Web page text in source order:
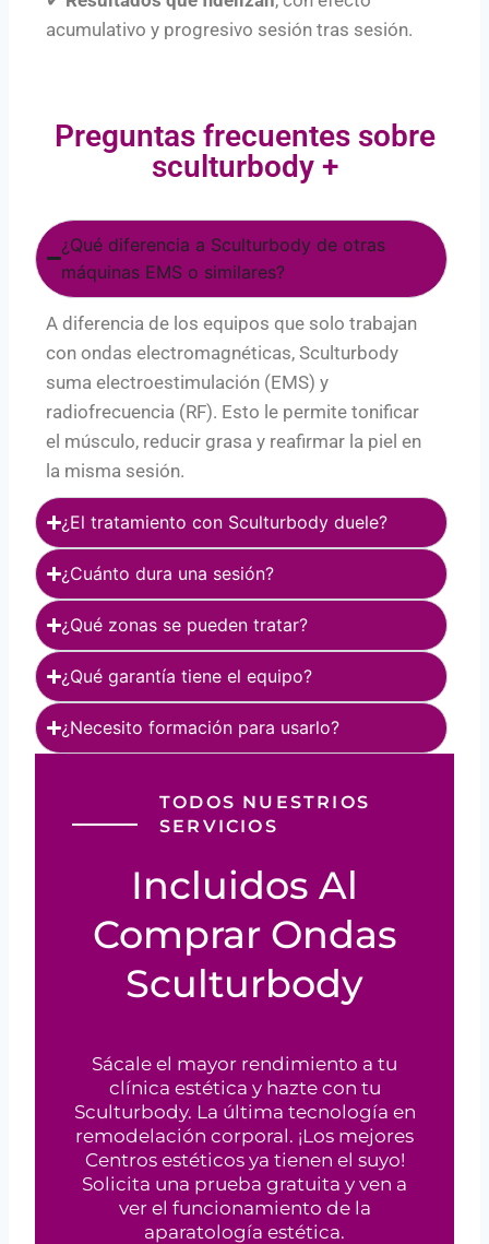
acumulativo y progresivo sesión tras sesión.
Preguntas frecuentes sobre
sculturbody +
¿Qué diferencia a Sculturbody de otras
máquinas EMS o similares?
A diferencia de los equipos que solo trabajan
con ondas electromagnéticas, Sculturbody
suma electroestimulación (EMS) y
radiofrecuencia (RF). Esto le permite tonificar
el músculo, reducir grasa y reafirmar la piel en
la misma sesión.
¿El tratamiento con Sculturbody duele?
¿Cuánto dura una sesión?
¿Qué zonas se pueden tratar?
¿Qué garantía tiene el equipo?
¿Necesito formación para usarlo?
TODOS NUESTRIOS
SERVICIOS
Incluidos Al
Comprar Ondas
Sculturbody
Sácale el mayor rendimiento a tu
clínica estética y hazte con tu
Sculturbody. La última tecnología en
remodelación corporal. ¡Los mejores
Centros estéticos ya tienen el suyo!
Solicita una prueba gratuita y ven a
ver el funcionamiento de la
aparatología estética.